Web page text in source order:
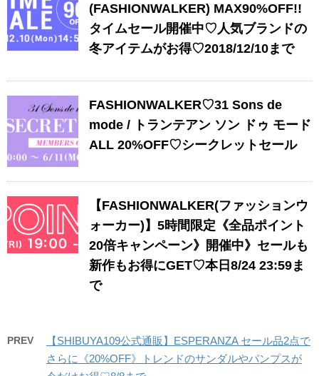
(FASHIONWALKER) MAX90%OFF!!
タイムセール開催中♡人気ブランドの
冬アイテムがお得♡2018/12/10まで
FASHIONWALKER♡31 Sons de
mode / トランテアン ソン ドゥ モード
ALL 20%OFF♡シークレットセール
【FASHIONWALKER(ファッションウ
ォーカー)】5時間限定《全品ポイント
20倍キャンペーン》開催中》セールも
新作もお得にGET♡本日8/24 23:59ま
で
PREV
【SHIBUYA109公式通販】ESPERANZA セール品2点で
さらに《20%OFF》トレンドのサンダルやパンプスが